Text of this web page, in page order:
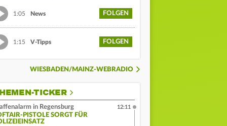
1:05 News FOLGEN
1:15 V-Tipps FOLGEN
WIESBADEN/MAINZ-WEBRADIO
TICKER
in Regensburg
PISTOLE SORGT FÜR
12:11